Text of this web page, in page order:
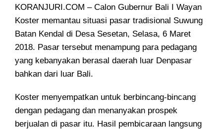
KORANJURI.COM – Calon Gubernur Bali I Wayan
Koster memantau situasi pasar tradisional Suwung
Batan Kendal di Desa Sesetan, Selasa, 6 Maret
2018. Pasar tersebut menampung para pedagang
yang kebanyakan berasal daerah luar Denpasar
bahkan dari luar Bali.
Koster menyempatkan untuk berbincang-bincang
dengan pedagang dan menanyakan prospek
berjualan di pasar itu. Hasil pembicaraan langsung